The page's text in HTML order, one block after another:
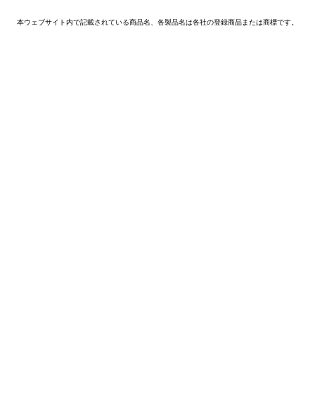
本ウェブサイト内で記載されている商品名、各製品名は各社の登録商品または商標です。